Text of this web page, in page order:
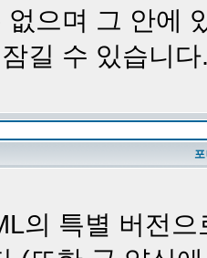
없으며 그 안에
길 수 있습니다
의 특별 버전